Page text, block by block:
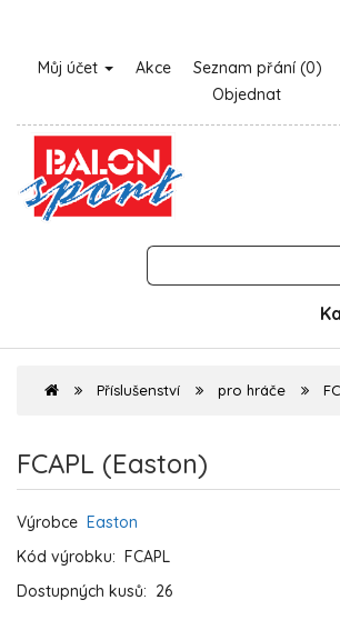
Můj účet Akce Seznam přání (0)
Objednat
Příslušenství pro hráče
FCAPL (Easton)
Výrobce Easton
Kód výrobku: FCAPL
Dostupných kusů: 26